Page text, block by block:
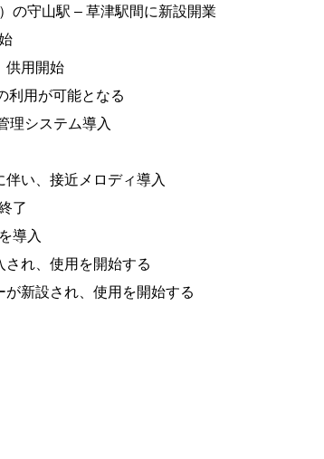
の守山駅 – 草津駅間に新設開業
供用開始
利用が可能となる
理システム導入
い、接近メロディ導入
了
導入
れ、使用を開始する
新設され、使用を開始する